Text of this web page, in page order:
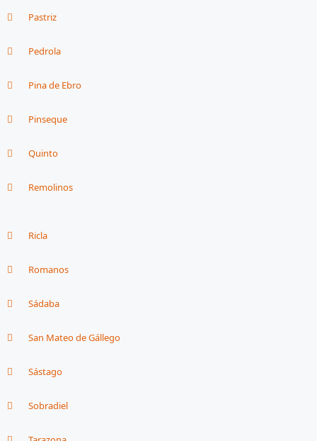
Pastriz
Pedrola
Pina de Ebro
Pinseque
Quinto
Remolinos
Ricla
Romanos
Sádaba
San Mateo de Gállego
Sástago
Sobradiel